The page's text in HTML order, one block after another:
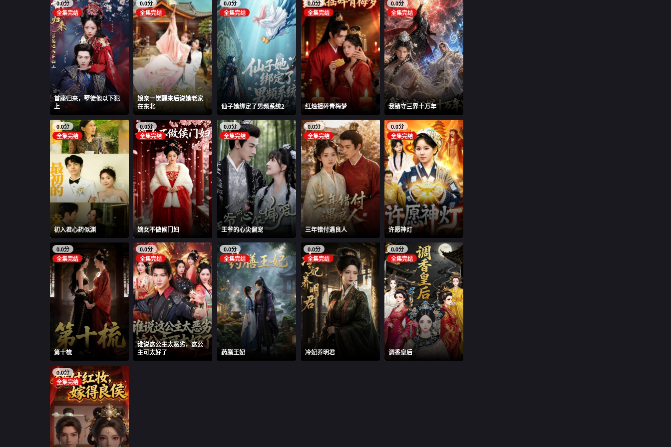
0.0分
全集完结
首座归来，孽徒他以下犯
上
0.0分
全集完结
娘亲一觉醒来后说她老家
在东北
0.0分
全集完结
仙子她绑定了男频系统2
0.0分
全集完结
红烛摇碎青梅梦
0.0分
全集完结
我镇守三界十万年
0.0分
全集完结
初入君心药似渊
0.0分
全集完结
嫡女不做候门妇
0.0分
全集完结
王爷的心尖偏宠
0.0分
全集完结
三年错付遇良人
0.0分
全集完结
许愿神灯
0.0分
全集完结
第十梳
0.0分
全集完结
谁说这公主太恶劣，这公
主可太好了
0.0分
全集完结
药膳王妃
0.0分
全集完结
冷妃养明君
0.0分
全集完结
调香皇后
0.0分
全集完结